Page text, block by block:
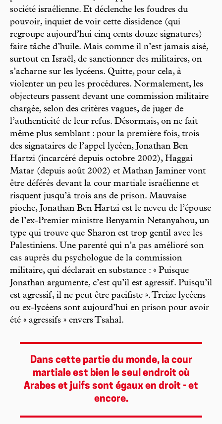
société israélienne. Et déclenche les foudres du
pouvoir, inquiet de voir cette dissidence (qui
regroupe aujourd’hui cinq cents douze signatures)
faire tâche d’huile. Mais comme il n’est jamais aisé,
surtout en Israël, de sanctionner des militaires, on
s’acharne sur les lycéens. Quitte, pour cela, à
violenter un peu les procédures. Normalement, les
objecteurs passent devant une commission militaire
chargée, selon des critères vagues, de juger de
l’authenticité de leur refus. Désormais, on ne fait
même plus semblant : pour la première fois, trois
des signataires de l’appel lycéen, Jonathan Ben
Hartzi (incarcéré depuis octobre 2002), Haggai
Matar (depuis août 2002) et Mathan Jaminer vont
être déférés devant la cour martiale israélienne et
risquent jusqu’à trois ans de prison. Mauvaise
pioche, Jonathan Ben Hartzi est le neveu de l’épouse
de l’ex-Premier ministre Benyamin Netanyahou, un
type qui trouve que Sharon est trop gentil avec les
Palestiniens. Une parenté qui n’a pas amélioré son
cas auprès du psychologue de la commission
militaire, qui déclarait en substance : « Puisque
Jonathan argumente, c’est qu’il est agressif. Puisqu’il
est agressif, il ne peut être pacifiste ». Treize lycéens
ou ex-lycéens sont aujourd’hui en prison pour avoir
été « agressifs » envers Tsahal.
Dans cette partie du monde, la cour
martiale est bien le seul endroit où
Arabes et juifs sont égaux en droit - et
encore.